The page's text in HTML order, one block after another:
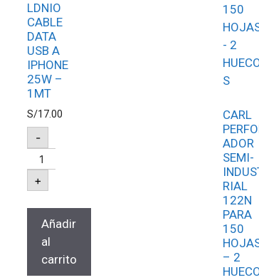
LDNIO
CABLE
DATA
USB A
IPHONE
25W –
1MT
S/17.00
-
+
Añadir
al
carrito
CARL
ADOR
SEMI-
RIAL
122N
PARA
150
– 2